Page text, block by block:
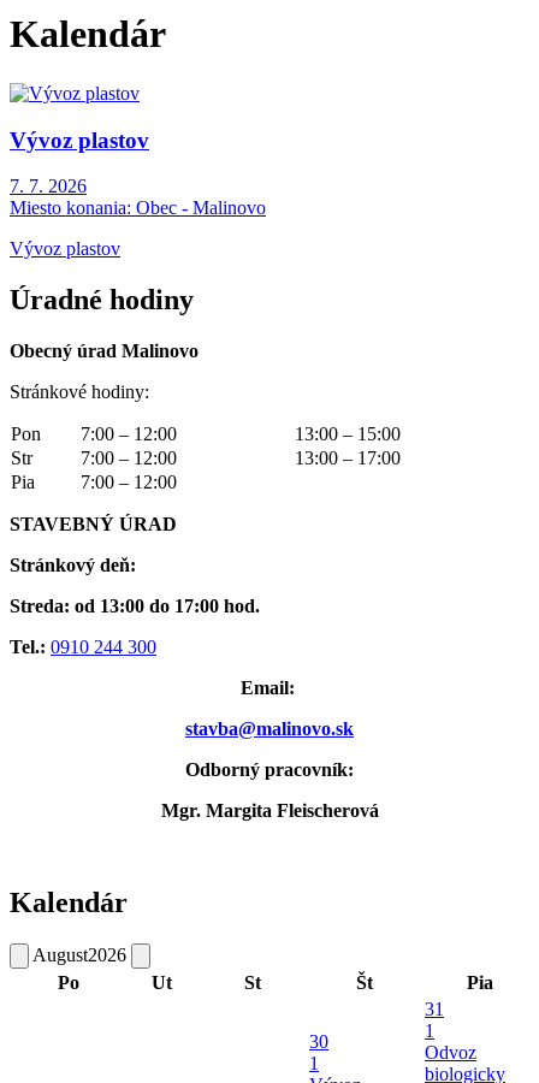
Kalendár
Vývoz plastov
7. 7. 2026
Miesto konania: Obec - Malinovo
Vývoz plastov
Úradné hodiny
Obecný úrad Malinovo
Stránkové hodiny:
Pon 7:00 – 12:00
13:00 – 15:00
Str
7:00 – 12:00
13:00 – 17:00
Pia
7:00 – 12:00
STAVEBNÝ ÚRAD
Stránkový deň:
Streda: od 13:00 do 17:00 hod.
Tel.: 0910 244 300
Email:
stavba@malinovo.sk
Odborný pracovník:
Mgr. Margita Fleischerová
Kalendár
August2026
Po
Ut St Št Pia
30
1
31
1
Odvoz
biologicky